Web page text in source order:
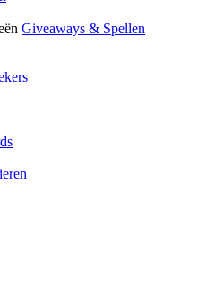
Giveaways & Spellen